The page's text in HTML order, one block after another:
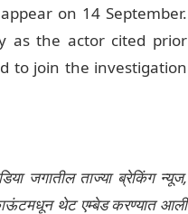
on 14 September.
as the actor cited prior
to join the investigation
जगातील ताज्या ब्रेकिंग न्यूज,
थेट एम्बेड करण्यात आली